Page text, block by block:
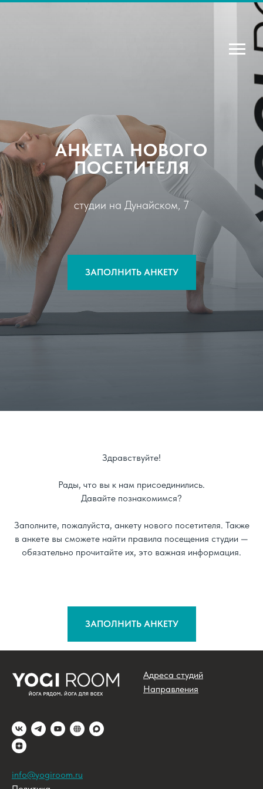
АНКЕТА НОВОГО
ПОСЕТИТЕЛЯ
студии на Дунайском, 7
ЗАПОЛНИТЬ АНКЕТУ
Здравствуйте!
Рады, что вы к нам присоединились.
Давайте познакомимся?
Заполните, пожалуйста, анкету нового посетителя. Также
в анкете вы сможете найти правила посещения студии —
обязательно прочитайте их, это важная информация.
ЗАПОЛНИТЬ АНКЕТУ
info@yogiroom.ru
Адреса студий
Направления